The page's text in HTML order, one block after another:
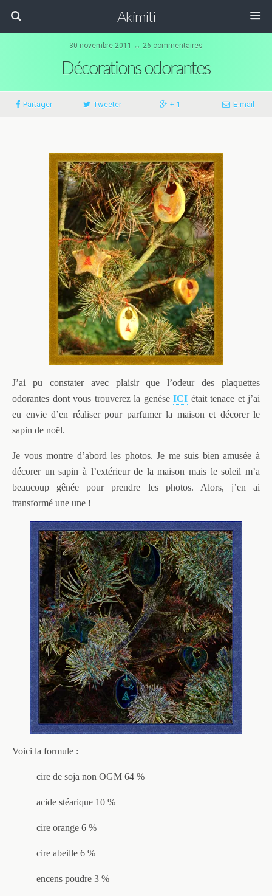
Akimiti
30 novembre 2011 ↔ 26 commentaires
Décorations odorantes
Partager Tweeter + 1 E-mail
J’ai pu constater avec plaisir que l’odeur des plaquettes
odorantes dont vous trouverez la genèse ICI était tenace et j’ai
eu envie d’en réaliser pour parfumer la maison et décorer le
sapin de noël.
Je vous montre d’abord les photos. Je me suis bien amusée à
décorer un sapin à l’extérieur de la maison mais le soleil m’a
beaucoup gênée pour prendre les photos. Alors, j’en ai
transformé une une !
Voici la formule :
cire de soja non OGM 64 %
acide stéarique 10 %
cire orange 6 %
cire abeille 6 %
encens poudre 3 %